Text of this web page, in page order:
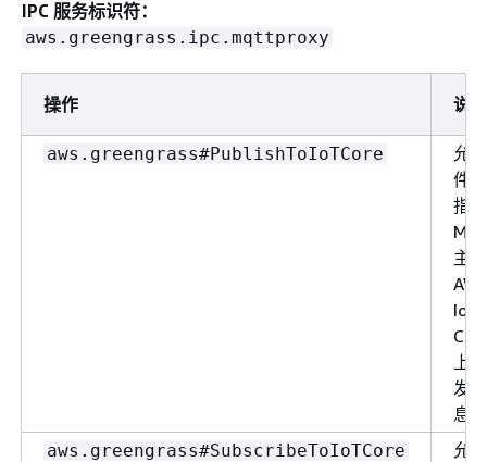
IPC 服务标识符：
aws.greengrass.ipc.mqttproxy
操作 说明
aws.greengrass#PublishToIoTCore
允
件
指
主题
IoT
上
发
息。
aws.greengrass#SubscribeToIoTCore
允